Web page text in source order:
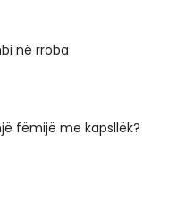
në rroba
fëmijë me kapsllëk?